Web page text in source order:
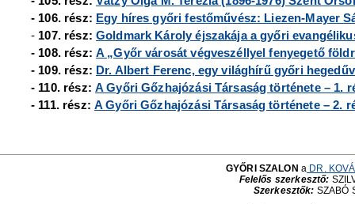
- 106. rész: Egy híres győri festőművész: Liezen-Mayer
- 107. rész: Goldmark Károly éjszakája a győri
- 108. rész: A „Győr városát végveszéllyel fenyegető
- 109. rész: Dr. Albert Ferenc, egy világhírű győri
- 110. rész: A Győri Gőzhajózási Társaság története – 1.
- 111. rész: A Győri Gőzhajózási Társaság története – 2.
GYŐRI SZALON a DR.
Felelős szerkesztő:
Szerkesztők: SZABÓ